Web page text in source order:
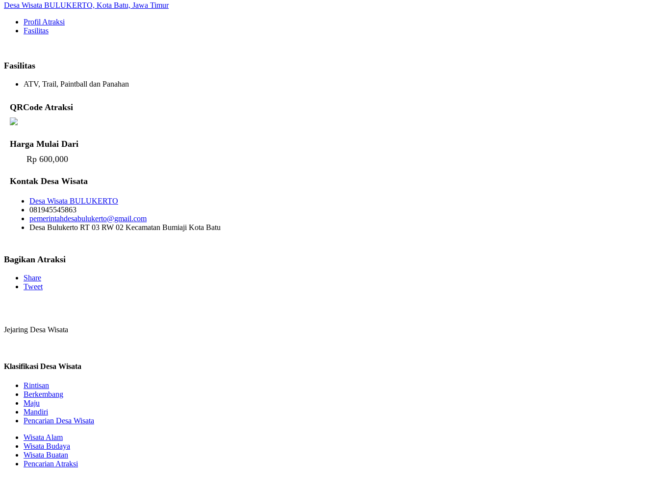
Desa Wisata BULUKERTO, Kota Batu, Jawa Timur
Profil Atraksi
Fasilitas
Fasilitas
ATV, Trail, Paintball dan Panahan
QRCode Atraksi
Harga Mulai Dari
Rp 600,000
Kontak Desa Wisata
Desa Wisata BULUKERTO
081945545863
pemerintahdesabulukerto@gmail.com
Desa Bulukerto RT 03 RW 02 Kecamatan Bumiaji Kota Batu
Bagikan Atraksi
Share
Tweet
Jejaring Desa Wisata
Klasifikasi Desa Wisata
Rintisan
Berkembang
Maju
Mandiri
Pencarian Desa Wisata
Wisata Alam
Wisata Budaya
Wisata Buatan
Pencarian Atraksi